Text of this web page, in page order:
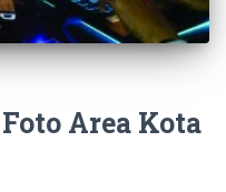
Area Kota